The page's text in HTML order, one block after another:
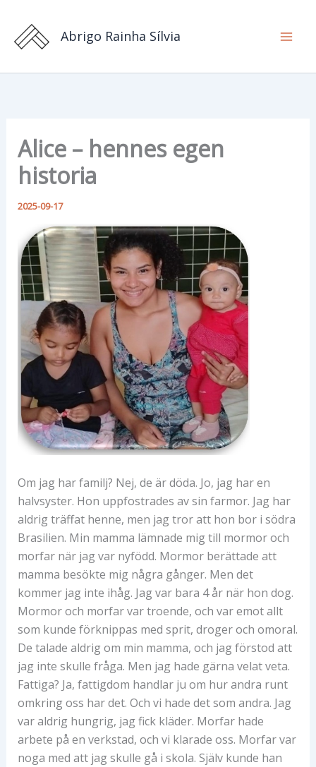
innehåll
Abrigo Rainha Sílvia
Alice – hennes egen
historia
2025-09-17
Om jag har familj? Nej, de är döda. Jo, jag har en
halvsyster. Hon uppfostrades av sin farmor. Jag har
aldrig träffat henne, men jag tror att hon bor i södra
Brasilien. Min mamma lämnade mig till mormor och
morfar när jag var nyfödd. Mormor berättade att
mamma besökte mig några gånger. Men det
kommer jag inte ihåg. Jag var bara 4 år när hon dog.
Mormor och morfar var troende, och var emot allt
som kunde förknippas med sprit, droger och omoral.
De talade aldrig om min mamma, och jag förstod att
jag inte skulle fråga. Men jag hade gärna velat veta.
Fattiga? Ja, fattigdom handlar ju om hur andra runt
omkring oss har det. Och vi hade det som andra. Jag
var aldrig hungrig, jag fick kläder. Morfar hade
arbete på en verkstad, och vi klarade oss. Morfar var
noga med att jag skulle gå i skola. Själv kunde han